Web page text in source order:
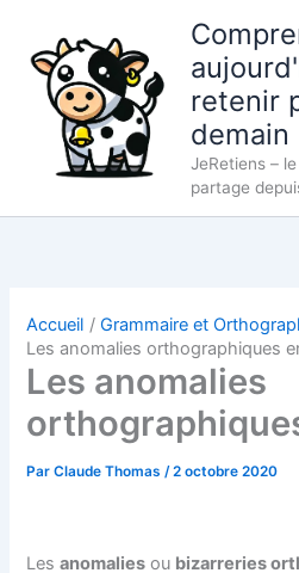
contenu
retenir
demain
JeRetiens –
partage
Accueil
Grammaire et
Les anomalies orthographiques
Les anomalies
ParClaude Thomas/2 octobre 2020
Lesanomalies ou bizarreries